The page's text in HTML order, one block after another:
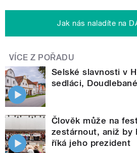
Jak nás naladíte na
VÍCE Z POŘADU
Selské slavnosti v
sedláci,
Člověk může na
zestárnout, aniž by
říká jeho prezident